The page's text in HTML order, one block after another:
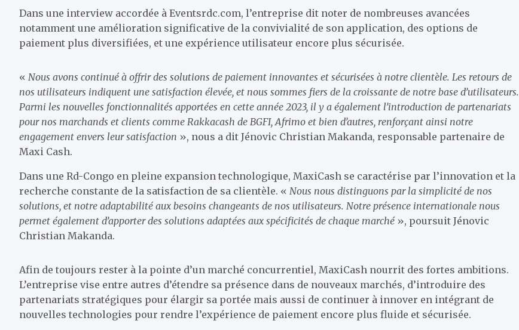
Dans une interview accordée à Eventsrdc.com, l’entreprise dit noter de nombreuses avancées
notamment une amélioration significative de la convivialité de son application, des options de
paiement plus diversifiées, et une expérience utilisateur encore plus sécurisée.
« Nous avons continué à offrir des solutions de paiement innovantes et sécurisées à notre clientèle. Les retours de
nos utilisateurs indiquent une satisfaction élevée, et nous sommes fiers de la croissante de notre base d’utilisateurs.
Parmi les nouvelles fonctionnalités apportées en cette année 2023, il y a également l’introduction de partenariats
pour nos marchands et clients comme Rakkacash de BGFI, Afrimo et bien d’autres, renforçant ainsi notre
engagement envers leur satisfaction », nous a dit Jénovic Christian Makanda, responsable partenaire de
Maxi Cash.
Dans une Rd-Congo en pleine expansion technologique, MaxiCash se caractérise par l’innovation et la
recherche constante de la satisfaction de sa clientèle. « Nous nous distinguons par la simplicité de nos
solutions, et notre adaptabilité aux besoins changeants de nos utilisateurs. Notre présence internationale nous
permet également d’apporter des solutions adaptées aux spécificités de chaque marché », poursuit Jénovic
Christian Makanda.
Afin de toujours rester à la pointe d’un marché concurrentiel, MaxiCash nourrit des fortes ambitions.
L’entreprise vise entre autres d’étendre sa présence dans de nouveaux marchés, d’introduire des
partenariats stratégiques pour élargir sa portée mais aussi de continuer à innover en intégrant de
nouvelles technologies pour rendre l’expérience de paiement encore plus fluide et sécurisée.